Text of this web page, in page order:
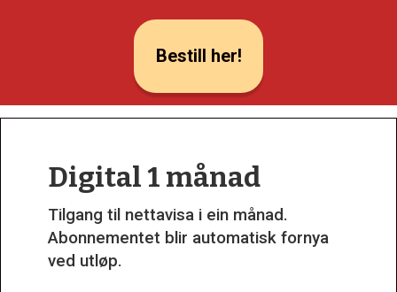
Bestill her!
Digital 1 månad
Tilgang til nettavisa i ein månad.
Abonnementet blir automatisk fornya
ved utløp.